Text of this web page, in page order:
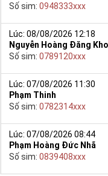
Số sim: 0948333xxx
Lúc: 08/08/2026 12:18
Nguyễn Hoàng Đăng
Số sim: 0789120xxx
Lúc: 07/08/2026 11:30
Phạm Thinh
Số sim: 0782314xxx
Lúc: 07/08/2026 08:44
Phạm Hoàng Đức Nhã
Số sim: 0839408xxx